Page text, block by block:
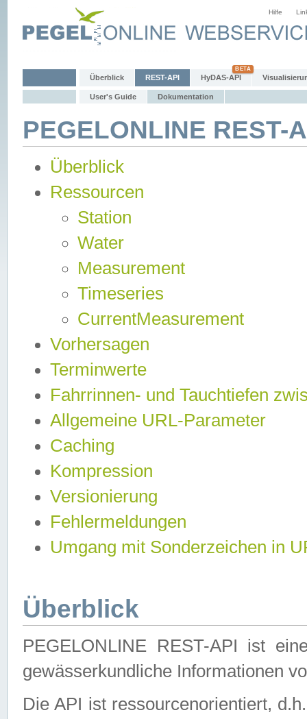
Hilfe
Überblick REST-API HyDAS-API
User's Guide Dokumentation
PEGELONLINE
Überblick
Ressourcen
Station
Water
Measurement
Timeseries
CurrentMeasurement
Vorhersagen
Terminwerte
Fahrrinnen- und Tauchtiefen
Allgemeine URL-Parameter
Caching
Kompression
Versionierung
Fehlermeldungen
Umgang mit Sonderzeichen in
Überblick
PEGELONLINE REST-API ist
gewässerkundliche Informationen
Die API ist ressourcenorientiert,